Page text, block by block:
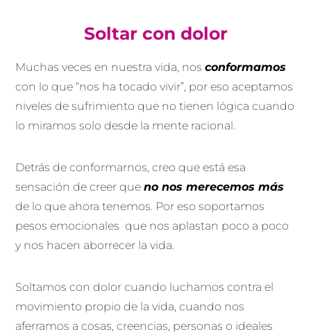
Soltar con dolor
Muchas veces en nuestra vida, nosconformamos
con lo que “nos ha tocado vivir”, por eso aceptamos
niveles de sufrimiento que no tienen lógica cuando
lo miramos solo desde la mente racional.
Detrás de conformarnos, creo que está esa
sensación de creer queno nos merecemos más
de lo que ahora tenemos. Por eso soportamos
pesos emocionales que nos aplastan poco a poco
y nos hacen aborrecer la vida.
Soltamos con dolor cuando luchamos contra el
movimiento propio de la vida, cuando nos
aferramos a cosas, creencias, personas o ideales